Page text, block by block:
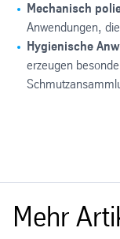
Mechanisch
Anwendungen,
Hygienische
erzeugen
Mehr